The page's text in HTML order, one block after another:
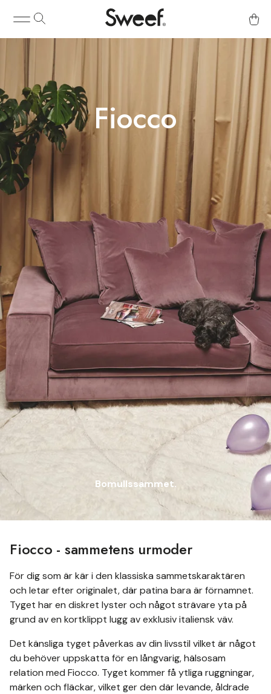
Fiocco
Bomullssammet.
Fiocco - sammetens urmoder
För dig som är kär i den klassiska sammetskaraktären
och letar efter originalet, där patina bara är förnamnet.
Tyget har en diskret lyster och något strävare yta på
grund av en kortklippt lugg av exklusiv italiensk väv.
Det känsliga tyget påverkas av din livsstil vilket är något
du behöver uppskatta för en långvarig, hälsosam
relation med Fiocco. Tyget kommer få ytliga ruggningar,
märken och fläckar, vilket ger den där levande, åldrade